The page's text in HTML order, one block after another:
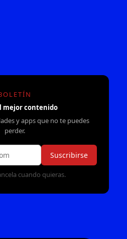
mejor contenido
y apps que no te puedes
perder.
Suscribirse
cuando quieras.